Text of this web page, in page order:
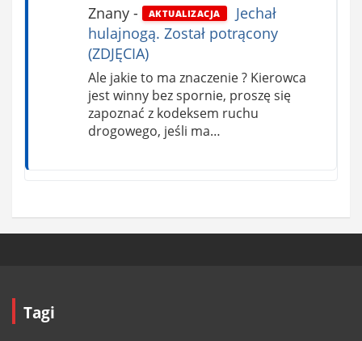
Znany- AKTUALIZACJA
Jechał
hulajnogą. Został potrącony
(ZDJĘCIA)
Ale jakie to ma znaczenie ? Kierowca
jest winny bez spornie, proszę się
zapoznać z kodeksem ruchu
drogowego, jeśli ma…
Tagi